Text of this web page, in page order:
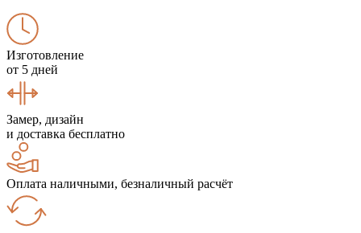
Изготовление
от 5 дней
Замер, дизайн
и доставка бесплатно
Оплата наличными, безналичный расчёт